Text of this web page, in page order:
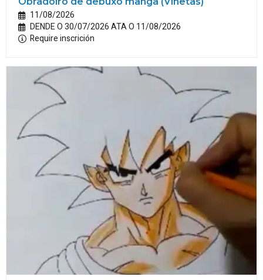
11/08/2026
DENDE O 30/07/2026 ATA O 11/08/2026
Require inscrición